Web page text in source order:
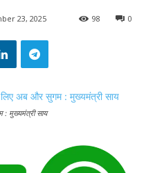
23, 2025 0
98
: मुख्यमंत्री साय